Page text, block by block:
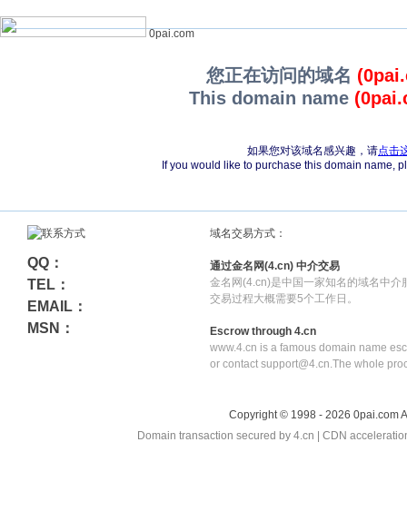
0pai.com
您正在访问的域名
This domain name
如果您对该域名感兴趣，请点击
If you would like to purchase this domain name,
QQ：
TEL：
EMAIL：
MSN：
域名交易方式：
通过金名网(4.cn) 中介交易
金名网(4.cn)是中国一家知名的域名中介
交易过程大概需要5个工作日。
Escrow through 4.cn
www.4.cn is a famous domain name
or contact support@4.cn.The whole
Copyright © 1998 - 2026 0pai.com
Domain transaction secured by 4.cn | CDN